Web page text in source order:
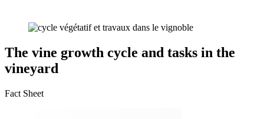
The vine growth cycle and tasks in the
vineyard
Fact Sheet